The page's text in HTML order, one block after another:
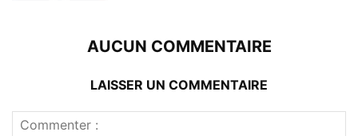
AUCUN COMMENTAIRE
LAISSER UN COMMENTAIRE